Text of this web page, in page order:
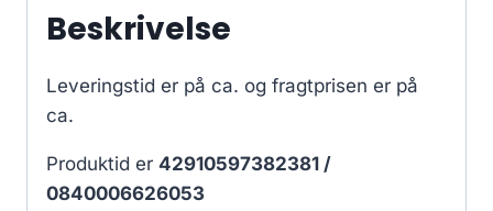
Beskrivelse
Leveringstid er på ca. og fragtprisen er på
ca.
Produktid er 42910597382381 /
0840006626053